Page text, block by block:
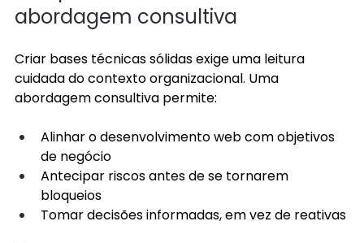
abordagem consultiva
Criar bases técnicas sólidas exige uma leitura
cuidada do contexto organizacional. Uma
abordagem consultiva permite:
Alinhar o desenvolvimento web com objetivos
de negócio
Antecipar riscos antes de se tornarem
bloqueios
Tomar decisões informadas, em vez de reativas